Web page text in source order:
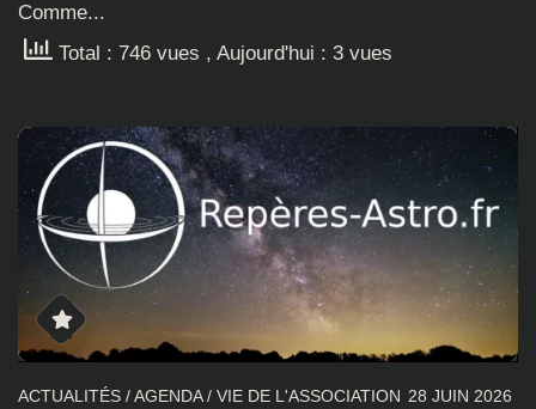
Comme...
Total : 746 vues , Aujourd'hui : 3 vues
ACTUALITÉS /AGENDA/ VIE DE L'ASSOCIATION 28 JUIN 2026